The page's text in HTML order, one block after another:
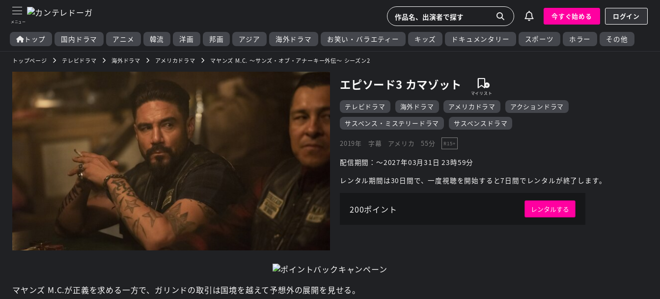
今すぐ始める ログイン
トップ 国内ドラマ アニメ 韓流 洋画 邦画 アジア 海外ドラマ お笑い・バラエティー キッズ ドキュメンタリー スポーツ ホラー その他
トップページ テレビドラマ 海外ドラマ アメリカドラマ マヤンズ M.C. 〜サンズ・オブ・アナーキー外伝〜 シーズン2
エピソード3 カマゾット
テレビドラマ 海外ドラマ アメリカドラマ
アクションドラマ
サスペンス・ミステリードラマ
サスペンスドラマ
2019年 字幕 アメリカ 55分 R15+
配信期間：～2027年03月31日 23時59分
レンタル期間は30日間で、一度視聴を開始すると7日間でレンタルが終了します。
200ポイント レンタルする
マヤンズ M.C.が正義を求める一方で、ガリンドの取引は国境を越えて予想外の展開を見せる。